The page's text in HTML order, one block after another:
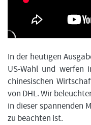
In der heutigen
US-Wahl und werfen
chinesischen
von DHL. Wir
in dieser spannenden
zu beachten ist.